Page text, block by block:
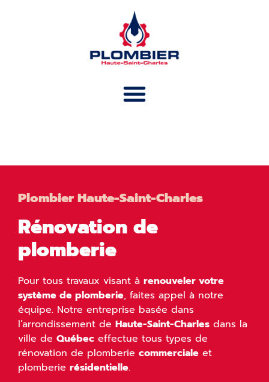
Plombier Haute-Saint-Charles
Rénovation de
plomberie
Pour tous travaux visant à renouveler votre
système de plomberie, faites appel à notre
équipe. Notre entreprise basée dans
l’arrondissement de Haute-Saint-Charles dans la
ville de Québec effectue tous types de
rénovation de plomberie commerciale et
plomberie résidentielle.